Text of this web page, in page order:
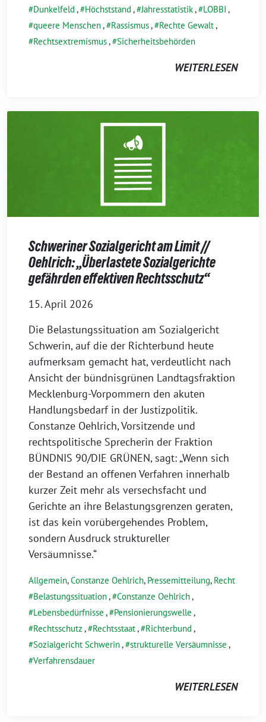
Dunkelfeld , Höchststand , Jahresstatistik, LOBBI ,
queere Menschen, Rassismus, Rechte Gewalt,
Rechtsextremismus, Sicherheitsbehörden
WEITERLESEN
Schweriner Sozialgericht am Limit //
Oehlrich: „Überlastete Sozialgerichte
gefährden effektiven Rechtsschutz“
15. April 2026
Die Belastungssituation am Sozialgericht
Schwerin, auf die der Richterbund heute
aufmerksam gemacht hat, verdeutlicht nach
Ansicht der bündnisgrünen Landtagsfraktion
Mecklenburg-Vorpommern den akuten
Handlungsbedarf in der Justizpolitik.
Constanze Oehlrich, Vorsitzende und
rechtspolitische Sprecherin der Fraktion
BÜNDNIS 90/DIE GRÜNEN, sagt: „Wenn sich
der Bestand an offenen Verfahren innerhalb
kurzer Zeit mehr als versechsfacht und
Gerichte an ihre Belastungsgrenzen geraten,
ist das kein vorübergehendes Problem,
sondern Ausdruck struktureller
Versäumnisse.“
Allgemein,Constanze Oehlrich, Pressemitteilung, Recht
Belastungssituation, Constanze Oehlrich,
Lebensbedürfnisse , Pensionierungswelle ,
Rechtsschutz , Rechtsstaat, Richterbund ,
Sozialgericht Schwerin, strukturelle Versäumnisse ,
Verfahrensdauer
WEITERLESEN